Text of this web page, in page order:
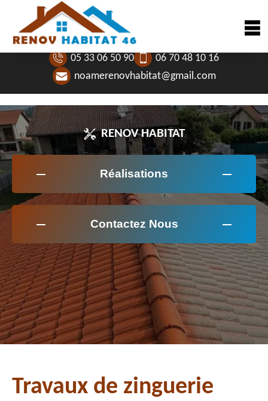
05 33 06 50 90
06 70 48 10 16
noamerenovhabitat@gmail.com
RENOV HABITAT
Réalisations
Contactez Nous
Travaux de zinguerie